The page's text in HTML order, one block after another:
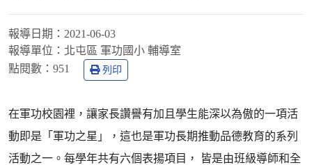
報導日期： 2021-06-03
報導單位： 北屯區 軍功國小 輔導室
點閱數： 951 列印
在軍功校園裡，讓家長讚譽有加且學生能深以為傲的一項活
動即是「軍功之星」，這也是軍功長期推動品德教育的系列
活動之一。每學年共有六個表揚項目， 皆是由班級導師和全